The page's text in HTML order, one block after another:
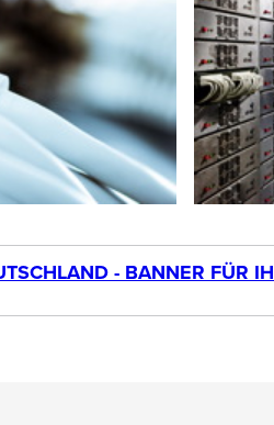
- BANNER FÜR
in Deutschland.